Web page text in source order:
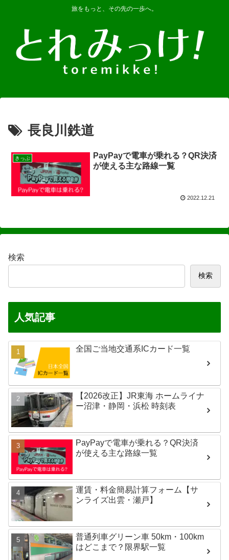
旅をもっと、その先の一歩へ。
長良川鉄道
きっぷ
PayPayで電車が乗れる？QR決済
が使える主な路線一覧
2022.12.21
検索
検索
人気記事
全国ご当地交通系ICカード一覧
【2026改正】JR東海 ホームライナ
ー沼津・静岡・浜松 時刻表
PayPayで電車が乗れる？QR決済
が使える主な路線一覧
運賃・料金簡易計算フォーム【サ
ンライズ出雲・瀬戸】
普通列車グリーン車 50km・100km
はどこまで？限界駅一覧